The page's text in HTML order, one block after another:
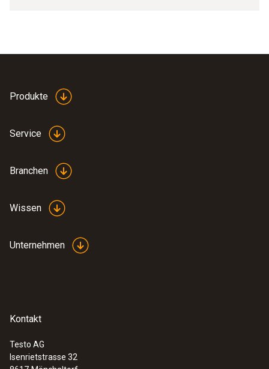
Produkte
Service
Branchen
Wissen
Unternehmen
Kontakt
Testo AG
Isenrietstrasse 32